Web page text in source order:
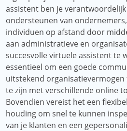
assistent ben je
ondersteunen van
individuen op afstand door
aan administratieve en
succesvolle virtuele assistent te
essentieel om een goede
uitstekend
te zijn met verschillende online
Bovendien vereist het een
houding om snel te kunnen
van je klanten en een